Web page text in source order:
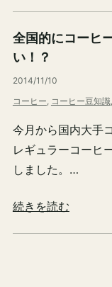
全国的にコーヒ
い！？
2014/11/10
コーヒー, コーヒー豆知識,
今月から国内大手
レギュラーコーヒ
しました。…
続きを読む